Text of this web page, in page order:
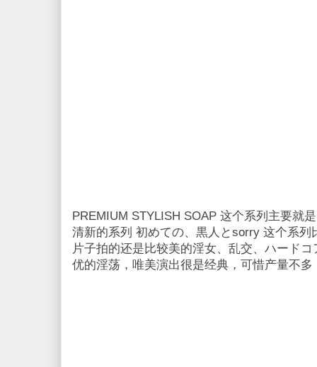
PREMIUM STYLISH SOAP 这个系列主要就
清新的系列 初めての、黒人とsorry 这个系
片子拍的还是比较美的淫女、乱交、ハード
优的淫荡，唯美演出很是经典，可惜产量不多